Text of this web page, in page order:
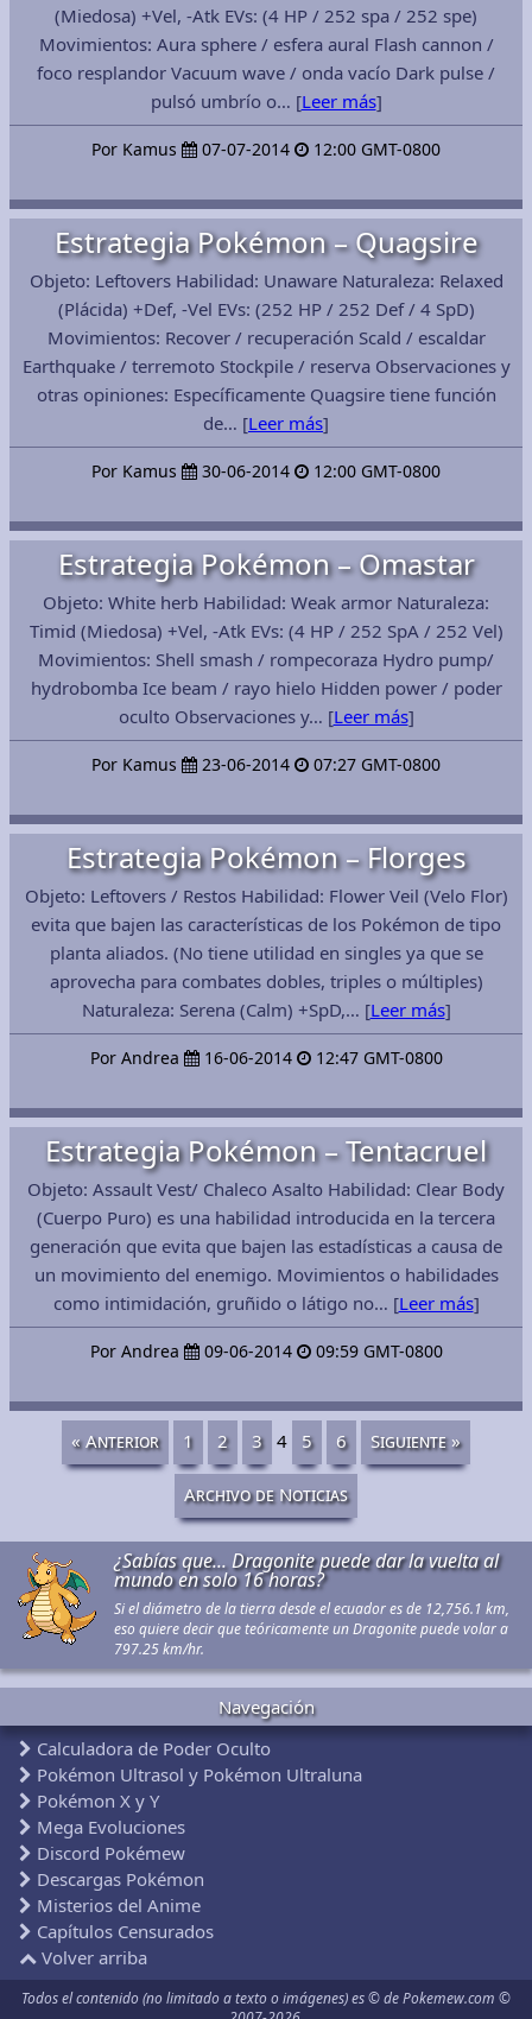
(Miedosa) +Vel, -Atk EVs: (4 HP / 252 spa / 252 spe)
Movimientos: Aura sphere / esfera aural Flash cannon /
foco resplandor Vacuum wave / onda vacío Dark pulse /
pulsó umbrío o… [Leer más]
Por Kamus 07-07-2014 12:00 GMT-0800
Estrategia Pokémon – Quagsire
Objeto: Leftovers Habilidad: Unaware Naturaleza: Relaxed
(Plácida) +Def, -Vel EVs: (252 HP / 252 Def / 4 SpD)
Movimientos: Recover / recuperación Scald / escaldar
Earthquake / terremoto Stockpile / reserva Observaciones y
otras opiniones: Específicamente Quagsire tiene función
de… [Leer más]
Por Kamus 30-06-2014 12:00 GMT-0800
Estrategia Pokémon – Omastar
Objeto: White herb Habilidad: Weak armor Naturaleza:
Timid (Miedosa) +Vel, -Atk EVs: (4 HP / 252 SpA / 252 Vel)
Movimientos: Shell smash / rompecoraza Hydro pump/
hydrobomba Ice beam / rayo hielo Hidden power / poder
oculto Observaciones y… [Leer más]
Por Kamus 23-06-2014 07:27 GMT-0800
Estrategia Pokémon – Florges
Objeto: Leftovers / Restos Habilidad: Flower Veil (Velo Flor)
evita que bajen las características de los Pokémon de tipo
planta aliados. (No tiene utilidad en singles ya que se
aprovecha para combates dobles, triples o múltiples)
Naturaleza: Serena (Calm) +SpD,… [Leer más]
Por Andrea 16-06-2014 12:47 GMT-0800
Estrategia Pokémon – Tentacruel
Objeto: Assault Vest/ Chaleco Asalto Habilidad: Clear Body
(Cuerpo Puro) es una habilidad introducida en la tercera
generación que evita que bajen las estadísticas a causa de
un movimiento del enemigo. Movimientos o habilidades
como intimidación, gruñido o látigo no… [Leer más]
Por Andrea 09-06-2014 09:59 GMT-0800
« Anterior 1 2 3 4 5 6 Siguiente »
Archivo de Noticias
¿Sabías que... Dragonite puede dar la vuelta al
mundo en solo 16 horas?
Si el diámetro de la tierra desde el ecuador es de 12,756.1 km,
eso quiere decir que teóricamente un Dragonite puede volar a
797.25 km/hr.
Navegación
Calculadora de Poder Oculto
Pokémon Ultrasol y Pokémon Ultraluna
Pokémon X y Y
Mega Evoluciones
Discord Pokémew
Descargas Pokémon
Misterios del Anime
Capítulos Censurados
Volver arriba
Todos el contenido (no limitado a texto o imágenes) es © de Pokemew.com ©